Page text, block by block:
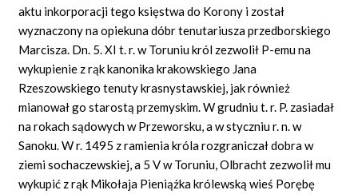
aktu inkorporacji tego księstwa do Korony i został
wyznaczony na opiekuna dóbr tenutariusza przedborskiego
Marcisza. Dn. 5. XI t. r. w Toruniu król zezwolił P-emu na
wykupienie z rąk kanonika krakowskiego Jana
Rzeszowskiego tenuty krasnystawskiej, jak również
mianował go starostą przemyskim. W grudniu t. r. P. zasiadał
na rokach sądowych w Przeworsku, a w styczniu r. n. w
Sanoku. W r. 1495 z ramienia króla rozgraniczał dobra w
ziemi sochaczewskiej, a 5 V w Toruniu, Olbracht zezwolił mu
wykupić z rąk Mikołaja Pieniążka królewską wieś Porębę